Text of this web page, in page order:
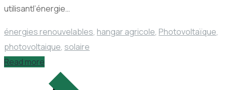
utilisantl’énergie…
énergies renouvelables, hangar agricole, Photovoltaïque,
photovoltaique, solaire
Read more